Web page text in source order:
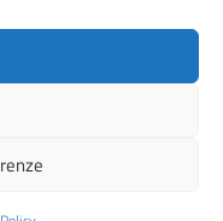
di Designers Italia